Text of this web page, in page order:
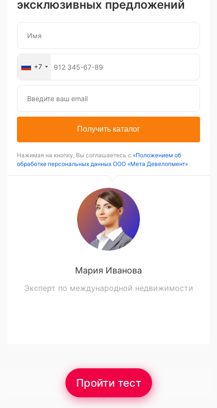
эксклюзивных предложений
+7
Получить каталог
Нажимая на кнопку, Вы соглашаетесь с «Положением об
обработке персональных данных ООО «Мета Девелопмент»
Мария Иванова
Эксперт по международной недвижимости
Пройти тест